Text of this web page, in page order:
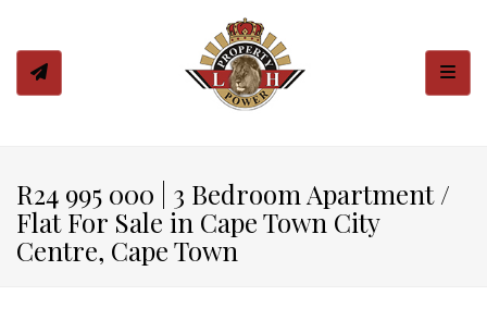
R24 995 000 | 3 Bedroom Apartment /
Flat For Sale in Cape Town City
Centre, Cape Town